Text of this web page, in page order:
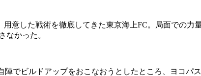
した戦術を徹底してきた東京海上FC。局面での力
なかった。
でビルドアップをおこなおうとしたところ、ヨコパ